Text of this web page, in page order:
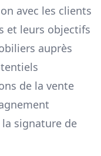
avec les clients
et leurs objectifs
auprès
de la vente
signature de